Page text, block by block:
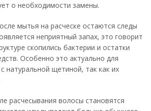
о необходимости замены.
мытья на расческе остаются следы
неприятный запах, это говорит
скопились бактерии и остатки
Особенно это актуально для
натуральной щетиной, так как их
расчесывания волосы становятся